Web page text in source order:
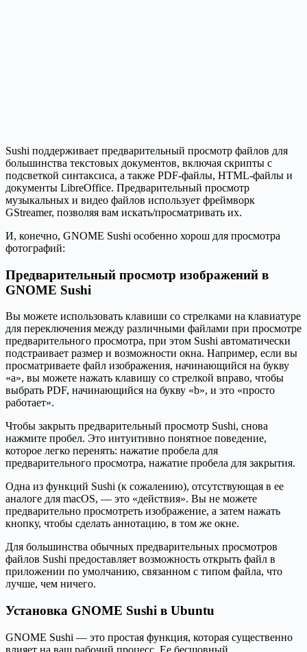
Sushi поддерживает предварительный просмотр файлов для
большинства текстовых документов, включая скрипты с
подсветкой синтаксиса, а также PDF-файлы, HTML-файлы и
документы LibreOffice. Предварительный просмотр
музыкальных и видео файлов использует фреймворк
GStreamer, позволяя вам искать/просматривать их.
И, конечно, GNOME Sushi особенно хорош для просмотра
фотографий:
Предварительный просмотр изображений в
GNOME Sushi
Вы можете использовать клавиши со стрелками на клавиатуре
для переключения между различными файлами при просмотре
предварительного просмотра, при этом Sushi автоматически
подстраивает размер и возможности окна. Например, если вы
просматриваете файл изображения, начинающийся на букву
«a», вы можете нажать клавишу со стрелкой вправо, чтобы
выбрать PDF, начинающийся на букву «b», и это «просто
работает».
Чтобы закрыть предварительный просмотр Sushi, снова
нажмите пробел. Это интуитивно понятное поведение,
которое легко перенять: нажатие пробела для
предварительного просмотра, нажатие пробела для закрытия.
Одна из функций Sushi (к сожалению), отсутствующая в ее
аналоге для macOS, — это «действия». Вы не можете
предварительно просмотреть изображение, а затем нажать
кнопку, чтобы сделать аннотацию, в том же окне.
Для большинства обычных предварительных просмотров
файлов Sushi предоставляет возможность открыть файл в
приложении по умолчанию, связанном с типом файла, что
лучше, чем ничего.
Установка GNOME Sushi в Ubuntu
GNOME Sushi — это простая функция, которая существенно
влияет на ваш рабочий процесс. Ее бесшовный